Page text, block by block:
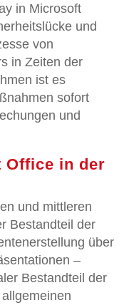
in Microsoft
und
von
in Zeiten der
ist es
sofort
und
Office in der
und mittleren
Bestandteil der
über
–
Bestandteil der